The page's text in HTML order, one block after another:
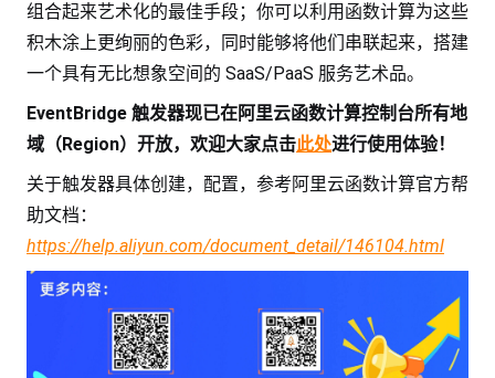
组合起来艺术化的最佳手段；你可以利用函数计算为这些
积木涂上更绚丽的色彩，同时能够将他们串联起来，搭建
一个具有无比想象空间的 SaaS/PaaS 服务艺术品。
EventBridge 触发器现已在阿里云函数计算控制台所有地
域（Region）开放，欢迎大家点击此处进行使用体验！
关于触发器具体创建，配置，参考阿里云函数计算官方帮
助文档：
https://help.aliyun.com/document_detail/146104.html